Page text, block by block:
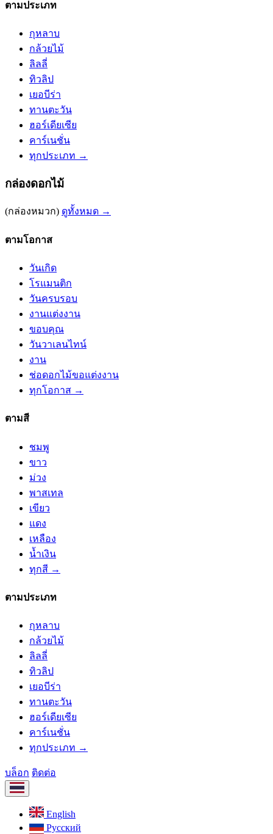
ตามประเภท
กุหลาบ
กล้วยไม้
ลิลลี่
ทิวลิป
เยอบีร่า
ทานตะวัน
ฮอร์เดียเซีย
คาร์เนชั่น
ทุกประเภท →
กล่องดอกไม้
(กล่องหมวก) ดูทั้งหมด →
ตามโอกาส
วันเกิด
โรแมนติก
วันครบรอบ
งานแต่งงาน
ขอบคุณ
วันวาเลนไทน์
งาน
ช่อดอกไม้ขอแต่งงาน
ทุกโอกาส →
ตามสี
ชมพู
ขาว
ม่วง
พาสเทล
เขียว
แดง
เหลือง
น้ำเงิน
ทุกสี →
ตามประเภท
กุหลาบ
กล้วยไม้
ลิลลี่
ทิวลิป
เยอบีร่า
ทานตะวัน
ฮอร์เดียเซีย
คาร์เนชั่น
ทุกประเภท →
บล็อก ติดต่อ
English
Русский